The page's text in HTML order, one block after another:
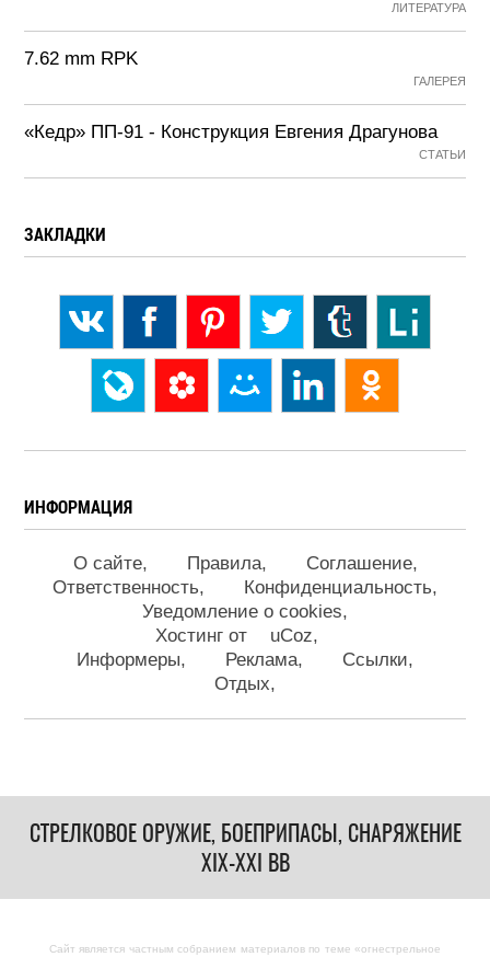
ЛИТЕРАТУРА
7.62 mm RPK
ГАЛЕРЕЯ
«Кедр» ПП-91 - Конструкция Евгения Драгунова
СТАТЬИ
ЗАКЛАДКИ
ИНФОРМАЦИЯ
О сайте Правила
Соглашение
Ответственность
Конфиденциальность
Уведомление о cookies
Хостинг от
uCoz
Информеры
Реклама
Ссылки
Отдых
СТРЕЛКОВОЕ ОРУЖИЕ, БОЕПРИПАСЫ, СНАРЯЖЕНИЕ
XIX-XXI ВВ
Сайт является частным собранием материалов по теме «огнестрельное